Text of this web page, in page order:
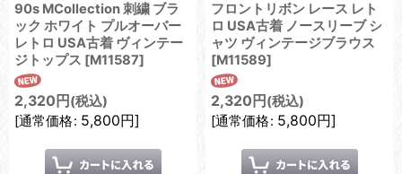
90s MCollection 刺繍 ブラ
ック ホワイト プルオーバー
レトロ USA古着 ヴィンテー
ジトップス [M11587]
2,320 円 (税込)
[通常価格: 5,800円]
フロントリボン レース レト
ロ USA古着 ノースリーブ シ
ャツ ヴィンテージブラウス
[M11589]
2,320 円 (税込)
[通常価格: 5,800円]